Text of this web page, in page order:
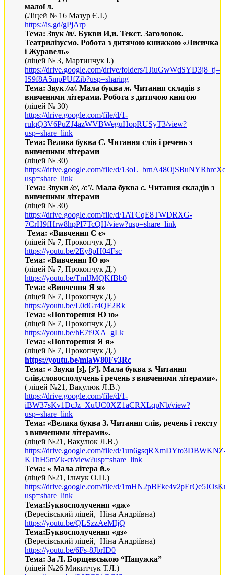
малої л.
(Ліцей № 16 Мазур Є.І.)
https://is.gd/gPjArp
Тема: Звук /и/. Букви И,и. Текст. Заголовок.
Театрилізуємо. Робота з дитячою книжкою «Лисичка
і Журавель»
(ліцей № 3, Мартинчук І.)
https://drive.google.com/drive/folders/1JiuGwWdSYD3j8_ tj–
IS9f8A5mpPUfZib?usp=sharing
Тема: Звук/м/. Мала буквам. Читання складів з
вивченими літерами. Робота з дитячою книгою
(ліцей № 30)
https://drive.google.com/file/d/1-
rulqQ3V6PuZJ4azWVBWeguHopRUSyT3/view?
usp=share link
Тема: Велика буква С. Читання слів і речень з
вивченими літерами
(ліцей № 30)
https://drive.google.com/file/d/13oL brnA48
usp=share link
Тема: Звуки/с/, /с’/. Мала буква с. Читання складів з
вивченими літерами
(ліцей № 30)
https://drive.google.com/file/d/1ATCqE8TWDRXG-
7CrH9fHrw8hpPI7TcQH/view?usp=share link
Тема: «Вивчення Є є»
(ліцей № 7, Прокопчук Д.)
https://youtu.be/2Ey8pH04Fsc
Тема: «Вивчення Ю ю»
(ліцей № 7, Прокопчук Д.)
https://youtu.be/TmlJMQKfBb0
Тема: «Вивчення Я я»
(ліцей № 7, Прокопчук Д.)
https://youtu.be/L0dGr4QF2Rk
Тема: «Повторення Ю ю»
(ліцей № 7, Прокопчук Д.)
https://youtu.be/hE7t9XA_gLk
Тема: «Повторення Я я»
(ліцей № 7, Прокопчук Д.)
https://youtu.be/mlaW80Fv3Rc
Тема: « Звуки [з], [з’]. Мала буква з. Читання
слів,словосполучень і речень з вивченими літерами».
( ліцей №21, Вакулюк Л.В.)
https://drive.google.com/file/d/1-
iBW37sKv1DcJz_XuUC0XZ1aCRXLqpNb/view?
usp=share_link
Тема: «Велика буква З. Читання слів, речень і тексту
з вивченими літерами».
(ліцей №21, Вакулюк Л.В.)
https://drive.google.com/file/d/
KThH5mZk-ct/view?usp=share_link
Тема: « Мала літера й.»
(ліцей №21, Ільчук О.П.)
https://drive.google.com/file/d/
usp=share_link
Тема:Буквосполучення «дж»
(Вересівський ліцей, Ніна Андріївна)
https://youtu.be/QLSzzAeMIjQ
Тема:Буквосполучення «дз»
(Вересівський ліцей, Ніна Андріївна)
https://youtu.be/6Fs-8JbrID0
Тема: За Л. Борщевською “Папужка”
(ліцей №26 Микитчук Т.Л.)